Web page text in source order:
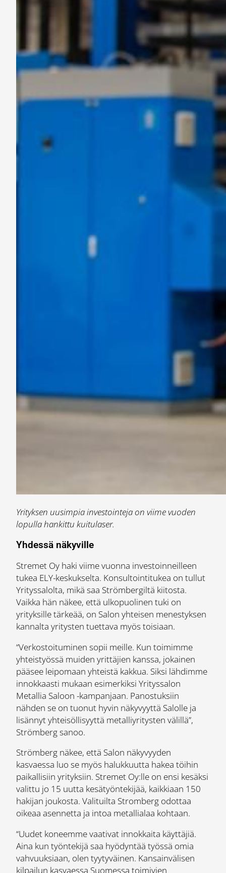
Yrityksen uusimpia investointeja on viime vuoden
lopulla hankittu kuitulaser.
Yhdessä näkyville
Stremet Oy haki viime vuonna investoinneilleen
tukea ELY-keskukselta. Konsultointitukea on tullut
Yrityssalolta, mikä saa Strömbergiltä kiitosta.
Vaikka hän näkee, että ulkopuolinen tuki on
yrityksille tärkeää, on Salon yhteisen menestyksen
kannalta yritysten tuettava myös toisiaan.
“Verkostoituminen sopii meille. Kun toimimme
yhteistyössä muiden yrittäjien kanssa, jokainen
pääsee leipomaan yhteistä kakkua. Siksi lähdimme
innokkaasti mukaan esimerkiksi Yrityssalon
Metallia Saloon -kampanjaan. Panostuksiin
nähden se on tuonut hyvin näkyvyyttä Salolle ja
lisännyt yhteisöllisyyttä metalliyritysten välillä”,
Strömberg sanoo.
Strömberg näkee, että Salon näkyvyyden
kasvaessa luo se myös halukkuutta hakea töihin
paikallisiin yrityksiin. Stremet Oy:lle on ensi kesäksi
valittu jo 15 uutta kesätyöntekijää, kaikkiaan 150
hakijan joukosta. Valituilta Stromberg odottaa
oikeaa asennetta ja intoa metallialaa kohtaan.
“Uudet koneemme vaativat innokkaita käyttäjiä.
Aina kun työntekijä saa hyödyntää työssä omia
vahvuuksiaan, olen tyytyväinen. Kansainvälisen
kilpailun kasvaessa Suomessa toimivien